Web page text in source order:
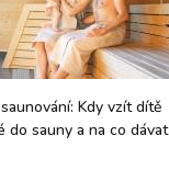
Kdy vzít dítě
do sauny a na co dávat